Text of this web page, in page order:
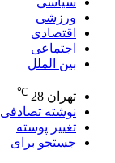
ورزشی
اقتصادی
اجتماعی
بین الملل
تهران 28
℃
نوشته تصادفی
تغییر پوسته
جستجو برای